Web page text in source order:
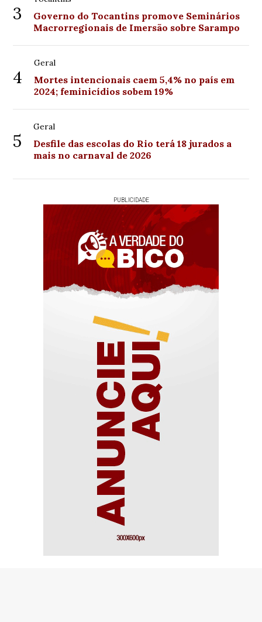
3
Governo do Tocantins promove Seminários
Macrorregionais de Imersão sobre Sarampo
4
Geral
Mortes intencionais caem 5,4% no país em
2024; feminicídios sobem 19%
5
Geral
Desfile das escolas do Rio terá 18 jurados a
mais no carnaval de 2026
PUBLICIDADE